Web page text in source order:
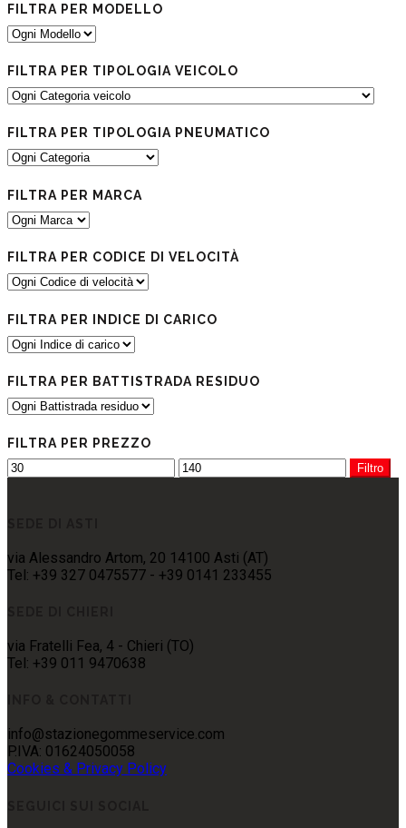
FILTRA PER MODELLO
FILTRA PER TIPOLOGIA VEICOLO
FILTRA PER TIPOLOGIA PNEUMATICO
FILTRA PER MARCA
FILTRA PER CODICE DI VELOCITÀ
FILTRA PER INDICE DI CARICO
FILTRA PER BATTISTRADA RESIDUO
FILTRA PER PREZZO
Filtro
via Alessandro Artom, 20 14100 Asti (AT)
Tel: +39 327 0475577 - +39 0141 233455
via Fratelli Fea, 4 - Chieri (TO)
Tel: +39 011 9470638
info@stazionegommeservice.com
P.IVA: 01624050058
Cookies & Privacy Policy